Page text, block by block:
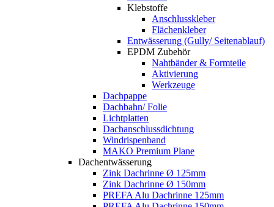
Klebstoffe
Anschlusskleber
Flächenkleber
Entwässerung (Gully/ Seitenablauf)
EPDM Zubehör
Nahtbänder & Formteile
Aktivierung
Werkzeuge
Dachpappe
Dachbahn/ Folie
Lichtplatten
Dachanschlussdichtung
Windrispenband
MAKO Premium Plane
Dachentwässerung
Zink Dachrinne Ø 125mm
Zink Dachrinne Ø 150mm
PREFA Alu Dachrinne 125mm